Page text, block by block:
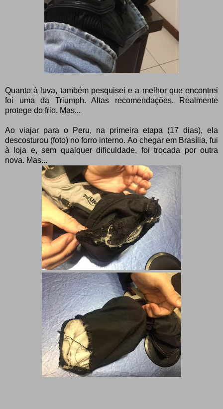
Quanto à luva, também pesquisei e a melhor que encontrei
foi uma da Triumph. Altas recomendações. Realmente
protege do frio. Mas...
Ao viajar para o Peru, na primeira etapa (17 dias), ela
descosturou (foto) no forro interno. Ao chegar em Brasília, fui
à loja e, sem qualquer dificuldade, foi trocada por outra
nova. Mas...